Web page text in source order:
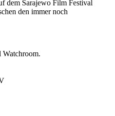
dem Sarajewo Film Festival
den immer noch